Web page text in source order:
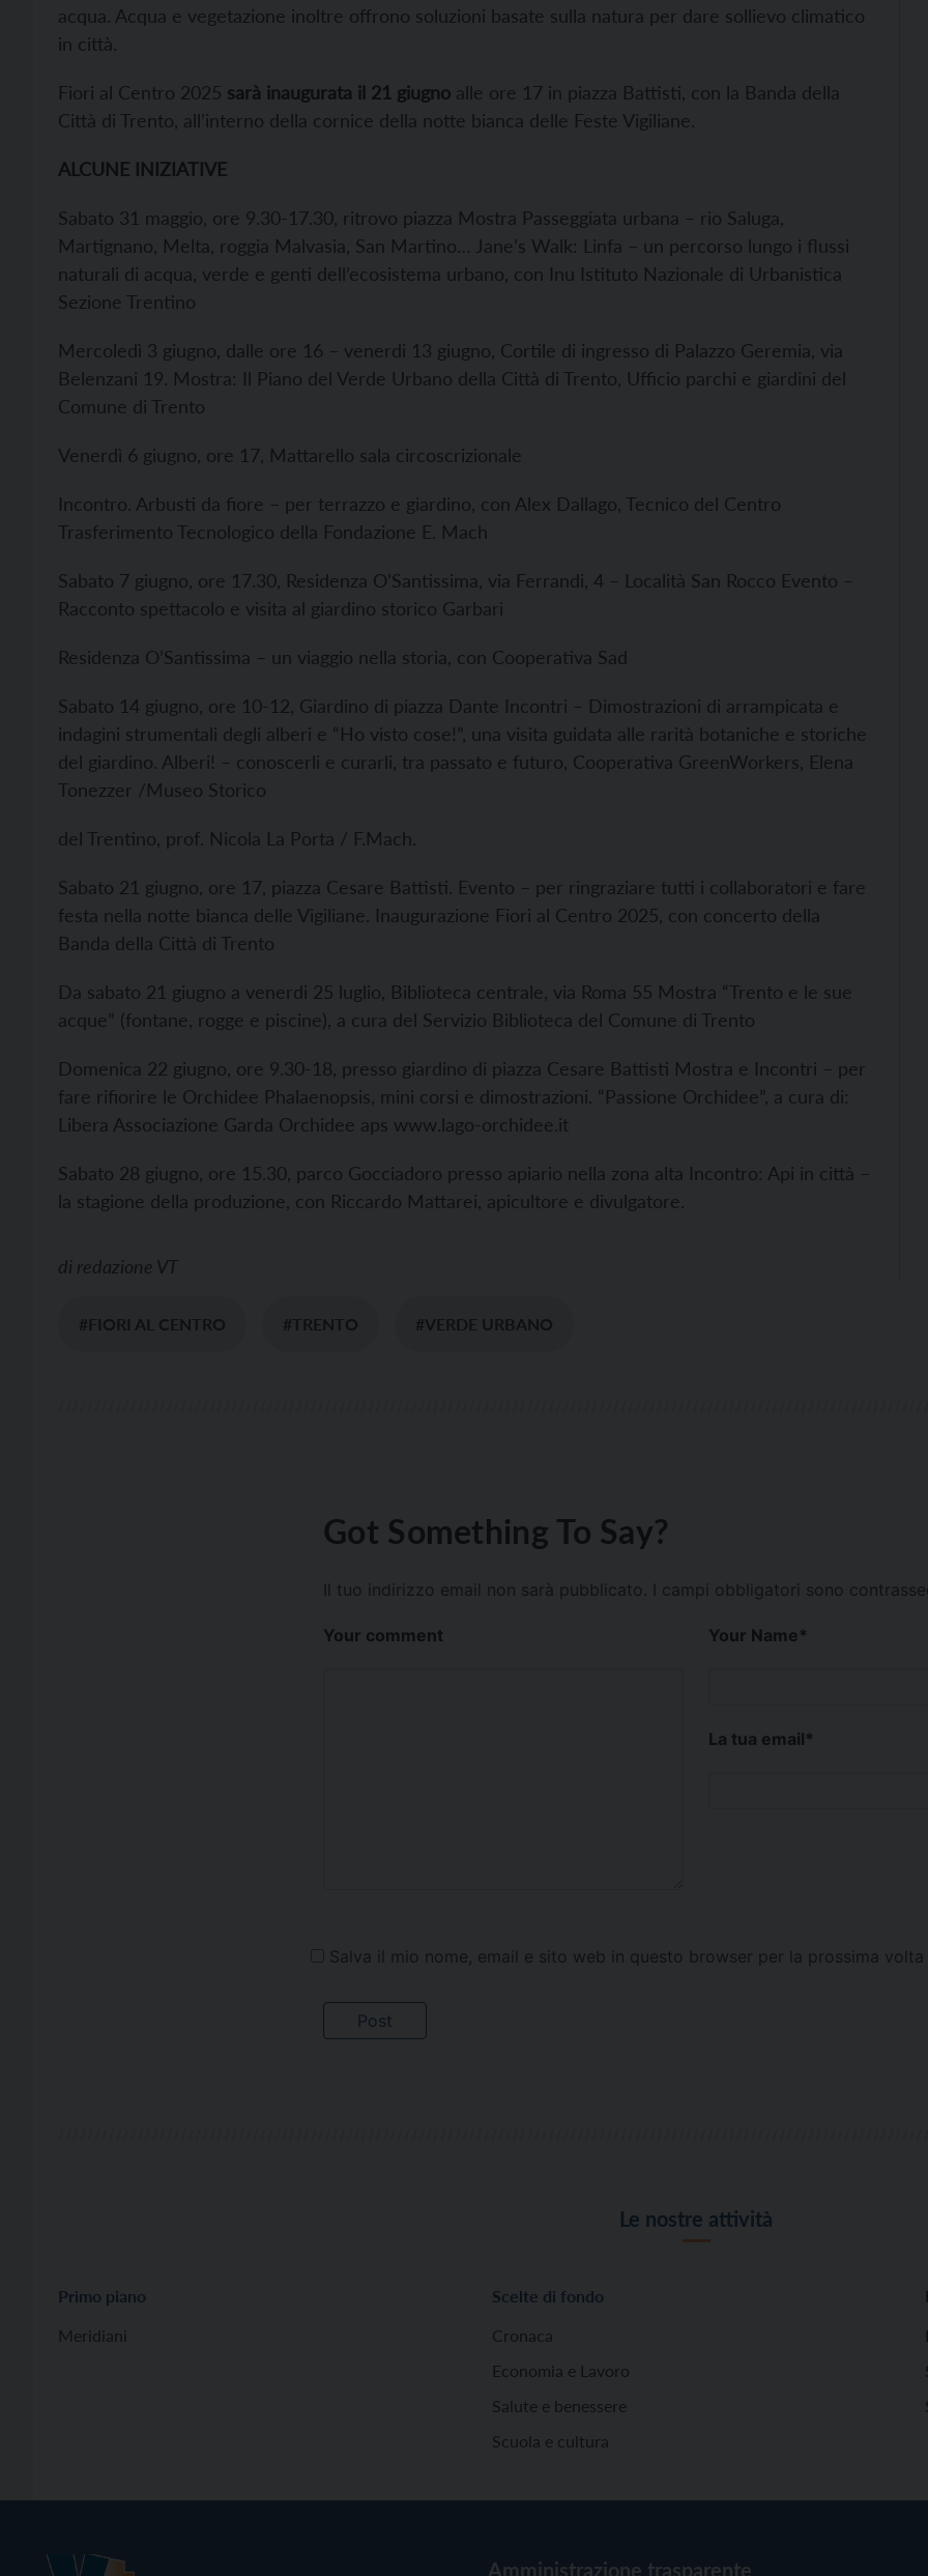
acqua. Acqua e vegetazione inoltre offrono soluzioni basate sulla natura per dare sollievo climatico
in città.
Fiori al Centro 2025 sarà inaugurata il 21 giugno alle ore 17 in piazza Battisti, con la Banda della
Città di Trento, all’interno della cornice della notte bianca delle Feste Vigiliane.
ALCUNE INIZIATIVE
Sabato 31 maggio, ore 9.30-17.30, ritrovo piazza Mostra Passeggiata urbana – rio Saluga,
Martignano, Melta, roggia Malvasia, San Martino… Jane’s Walk: Linfa – un percorso lungo i flussi
naturali di acqua, verde e genti dell’ecosistema urbano, con Inu Istituto Nazionale di Urbanistica
Sezione Trentino
Mercoledì 3 giugno, dalle ore 16 – venerdi 13 giugno, Cortile di ingresso di Palazzo Geremia, via
Belenzani 19. Mostra: Il Piano del Verde Urbano della Città di Trento, Ufficio parchi e giardini del
Comune di Trento
Venerdì 6 giugno, ore 17, Mattarello sala circoscrizionale
Incontro. Arbusti da fiore – per terrazzo e giardino, con Alex Dallago, Tecnico del Centro
Trasferimento Tecnologico della Fondazione E. Mach
Sabato 7 giugno, ore 17.30, Residenza O’Santissima, via Ferrandi, 4 – Località San Rocco Evento –
Racconto spettacolo e visita al giardino storico Garbari
Residenza O’Santissima – un viaggio nella storia, con Cooperativa Sad
Sabato 14 giugno, ore 10-12, Giardino di piazza Dante Incontri – Dimostrazioni di arrampicata e
indagini strumentali degli alberi e “Ho visto cose!”, una visita guidata alle rarità botaniche e storiche
del giardino. Alberi! – conoscerli e curarli, tra passato e futuro, Cooperativa GreenWorkers, Elena
Tonezzer /Museo Storico
del Trentino, prof. Nicola La Porta / F.Mach.
Sabato 21 giugno, ore 17, piazza Cesare Battisti. Evento – per ringraziare tutti i collaboratori e fare
festa nella notte bianca delle Vigiliane. Inaugurazione Fiori al Centro 2025, con concerto della
Banda della Città di Trento
Da sabato 21 giugno a venerdi 25 luglio, Biblioteca centrale, via Roma 55 Mostra “Trento e le sue
acque” (fontane, rogge e piscine), a cura del Servizio Biblioteca del Comune di Trento
Domenica 22 giugno, ore 9.30-18, presso giardino di piazza Cesare Battisti Mostra e Incontri – per
fare rifiorire le Orchidee Phalaenopsis, mini corsi e dimostrazioni. “Passione Orchidee”, a cura di:
Libera Associazione Garda Orchidee aps www.lago-orchidee.it
Sabato 28 giugno, ore 15.30, parco Gocciadoro presso apiario nella zona alta Incontro: Api in città –
la stagione della produzione, con Riccardo Mattarei, apicultore e divulgatore.
di redazione VT
#FIORI AL CENTRO #TRENTO #VERDE URBANO
Got Something To Say?
Il tuo indirizzo email non sarà pubblicato. I campi obbligatori sono
Your comment Your Name*
La tua email*
Salva il mio nome, email e sito web in questo browser per la prossima volta
Le nostre attività
Primo piano
Meridiani
Scelte di fondo
Cronaca
Economia e Lavoro
Salute e benessere
Scuola e cultura
Amministrazione trasparente